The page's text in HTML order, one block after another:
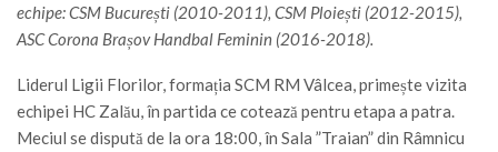
echipe: CSM București (2010-2011), CSM Ploiești (2012-2015),
ASC Corona Brașov Handbal Feminin (2016-2018).
Liderul Ligii Florilor, formația SCM RM Vâlcea, primește vizita
echipei HC Zalău, în partida ce cotează pentru etapa a patra.
Meciul se dispută de la ora 18:00, în Sala ”Traian” din Râmnicu